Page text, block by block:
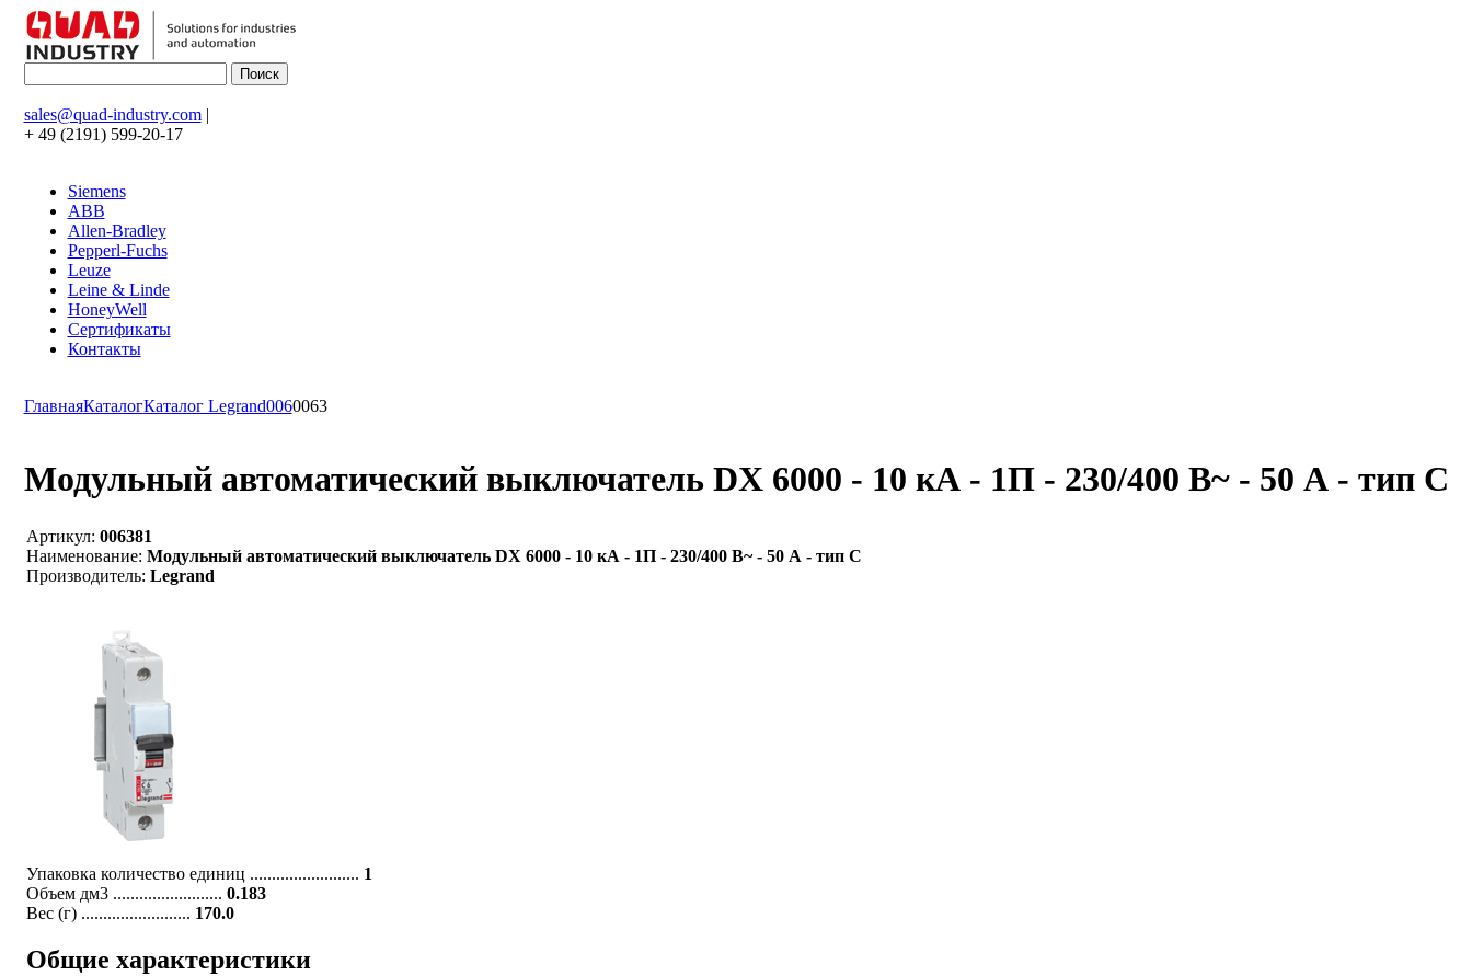
sales@quad-industry.com|
+ 49 (2191) 599-20-17
Siemens
ABB
Allen-Bradley
Pepperl-Fuchs
Leuze
Leine & Linde
HoneyWell
Сертификаты
Контакты
ГлавнаяКаталогКаталог Legrand0060063
Модульный автоматический выключатель DX 6000 - 10 кА - 1П - 230/400 В~ - 50 А - тип C
Артикул: 006381
Наименование: Модульный автоматический выключатель DX 6000 - 10 кА - 1П - 230/400 В~ - 50 А - тип C
Производитель: Legrand
Упаковка количество единиц ......................... 1
Объем дм3 ......................... 0.183
Вес (г) ......................... 170.0
Общие характеристики